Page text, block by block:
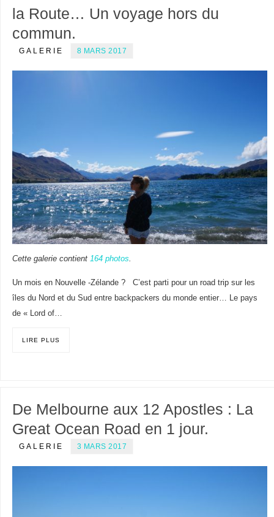
la Route… Un voyage hors du
commun.
GALERIE 8 MARS 2017
Cette galerie contient 164 photos.
Un mois en Nouvelle -Zélande ? C’est parti pour un road trip sur les
îles du Nord et du Sud entre backpackers du monde entier… Le pays
de « Lord of…
LIRE PLUS
De Melbourne aux 12 Apostles : La
Great Ocean Road en 1 jour.
GALERIE 3 MARS 2017